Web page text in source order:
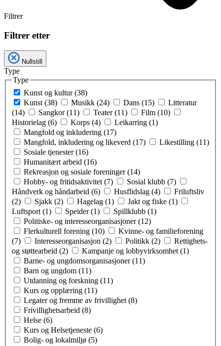
Filtrer
Filtrer etter
Nullstill
Type
Type
Kunst og kultur (38)
Kunst (38)
Musikk (24) Dans (15)
Litteratur
(14)
Sangkor (11) Teater (11)
Film (10)
Historielag (6)
Korps (4)
Leikarring (1)
Mangfold og inkludering (17)
Mangfold, inkludering og likeverd (17)
Likestilling (11)
Sosiale tjenester (16)
Humanitært arbeid (16)
Rekreasjon og sosiale foreninger (14)
Hobby- og fritidsaktivitet (7)
Sosial klubb (7)
Håndverk og håndarbeid (6)
Husflidslag (4)
Friluftsliv
(2)
Sjakk (2) Hagelag (1)
Jakt og fiske (1)
Luftsport (1)
Speider (1)
Spillklubb (1)
Politiske- og interesseorganisasjoner (12)
Flerkulturell forening (10)
Kvinne- og familieforening
(7)
Interesseorganisasjon (2) Politikk (2)
Rettighets-
og støttearbeid (2)
Kampanje og lobbyvirksomhet (1)
Barne- og ungdomsorganisasjoner (11)
Barn og ungdom (11)
Utdanning og forskning (11)
Kurs og opplæring (11)
Legater og fremme av frivillighet (8)
Frivillighetsarbeid (8)
Helse (6)
Kurs og Helsetjeneste (6)
Bolig- og lokalmiljø (5)